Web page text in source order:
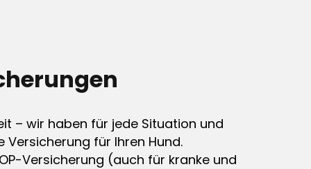
– wir haben für jede Situation und
Versicherung für Ihren Hund.
Versicherung (auch für kranke und